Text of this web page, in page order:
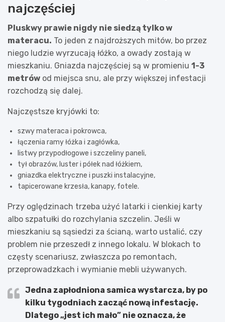
najczęściej
Pluskwy prawie nigdy nie siedzą tylko w
materacu. To jeden z najdroższych mitów, bo przez
niego ludzie wyrzucają łóżko, a owady zostają w
mieszkaniu. Gniazda najczęściej są w promieniu 1-3
metrów od miejsca snu, ale przy większej infestacji
rozchodzą się dalej.
Najczęstsze kryjówki to:
szwy materaca i pokrowca,
łączenia ramy łóżka i zagłówka,
listwy przypodłogowe i szczeliny paneli,
tył obrazów, luster i półek nad łóżkiem,
gniazdka elektryczne i puszki instalacyjne,
tapicerowane krzesła, kanapy, fotele.
Przy oględzinach trzeba użyć latarki i cienkiej karty
albo szpatułki do rozchylania szczelin. Jeśli w
mieszkaniu są sąsiedzi za ścianą, warto ustalić, czy
problem nie przeszedł z innego lokalu. W blokach to
częsty scenariusz, zwłaszcza po remontach,
przeprowadzkach i wymianie mebli używanych.
Jedna zapłodniona samica wystarcza, by po
kilku tygodniach zacząć nową infestację.
Dlatego „jest ich mało” nie oznacza, że